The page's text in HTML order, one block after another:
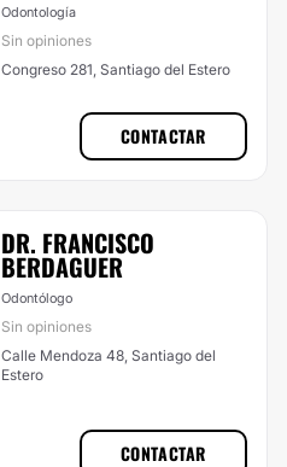
Odontología
Sin opiniones
Congreso 281, Santiago del Estero
CONTACTAR
DR. FRANCISCO
BERDAGUER
Odontólogo
Sin opiniones
Calle Mendoza 48, Santiago del
Estero
CONTACTAR